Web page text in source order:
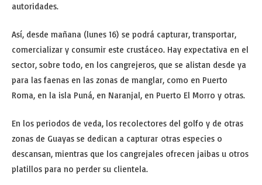
autoridades.
Así, desde mañana (lunes 16) se podrá capturar, transportar,
comercializar y consumir este crustáceo. Hay expectativa en el
sector, sobre todo, en los cangrejeros, que se alistan desde ya
para las faenas en las zonas de manglar, como en Puerto
Roma, en la isla Puná, en Naranjal, en Puerto El Morro y otras.
En los periodos de veda, los recolectores del golfo y de otras
zonas de Guayas se dedican a capturar otras especies o
descansan, mientras que los cangrejales ofrecen jaibas u otros
platillos para no perder su clientela.